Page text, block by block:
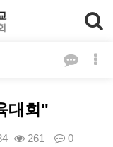
대회"
261 0